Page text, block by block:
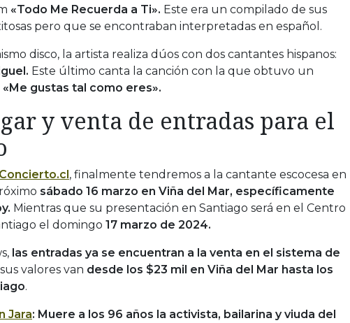
«Todo Me Recuerda a Ti». Este era un compilado de sus
pero que se encontraban interpretadas en español.
disco, la artista realiza dúos con dos cantantes hispanos:
Este último canta la canción con la que obtuvo un
«Me gustas tal como eres».
y venta de entradas para el
Concierto.cl, finalmente tendremos a la cantante escocesa en
sábado 16 marzo en Viña del Mar, específicamente
Mientras que su presentación en Santiago será en el Centro
el domingo 17 marzo de 2024.
las entradas ya se encuentran a la venta en el sistema de
valores van desde los $23 mil en Viña del Mar hasta los
.
Jara: Muere a los 96 años la activista, bailarina y viuda del